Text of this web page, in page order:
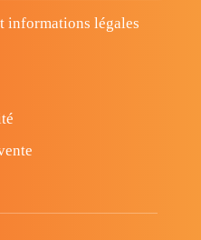
informations légales